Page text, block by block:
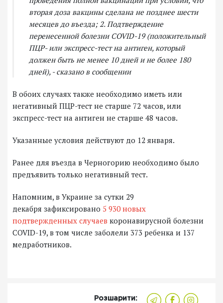
вторая доза вакцины сделана не позднее шести
месяцев до въезда; 2. Подтверждение
перенесенной болезни COVID-19 (положительный
ПЦР- или экспресс-тест на антиген, который
должен быть не менее 10 дней и не более 180
дней), - сказано в сообщении
В обоих случаях также необходимо иметь или
негативный ПЦР-тест не старше 72 часов, или
экспресс-тест на антиген не старше 48 часов.
Указанные условия действуют до 12 января.
Ранее для въезда в Черногорию необходимо было
предъявить только негативный тест.
Напомним, в Украине за сутки 29
декабря зафиксировано 5 930 новых
подтвержденных случаев коронавирусной болезни
COVID-19, в том числе заболели 373 ребенка и 137
медработников.
Розшарити: